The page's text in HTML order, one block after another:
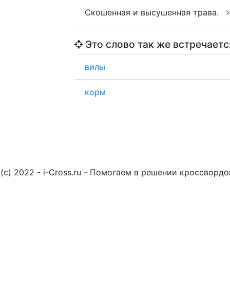
Скошенная и высушенная трава.
Это слово так же
вилы
корм
(c) 2022 - i-Cross.ru - Помогаем в решении